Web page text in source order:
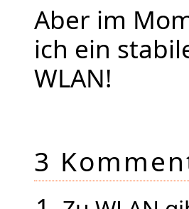
Aber im
ich ein
WLAN!
3